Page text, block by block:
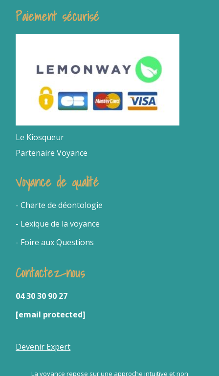
Paiement sécurisé
Le Kiosqueur
Partenaire Voyance
Voyance de qualité
- Charte de déontologie
- Lexique de la voyance
- Foire aux Questions
Contactez-nous
04 30 30 90 27
[email protected]
Devenir Expert
La voyance repose sur une approche intuitive et non